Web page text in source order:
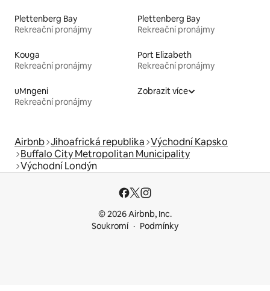
Plettenberg Bay
Rekreační pronájmy
Plettenberg Bay
Rekreační pronájmy
Kouga
Rekreační pronájmy
Port Elizabeth
Rekreační pronájmy
uMngeni
Rekreační pronájmy
Zobrazit více
Airbnb Jihoafrická republika Východní Kapsko
Buffalo City Metropolitan Municipality
Východní Londýn
© 2026 Airbnb, Inc.
Soukromí
Podmínky